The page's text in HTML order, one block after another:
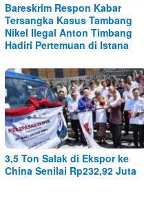
Bareskrim Respon Kabar
Tersangka Kasus Tambang
Nikel Ilegal Anton Timbang
Hadiri Pertemuan di Istana
3,5 Ton Salak di Ekspor ke
China Senilai Rp232,92 Juta